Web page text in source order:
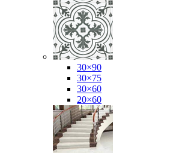
30×90
30×75
30×60
20×60